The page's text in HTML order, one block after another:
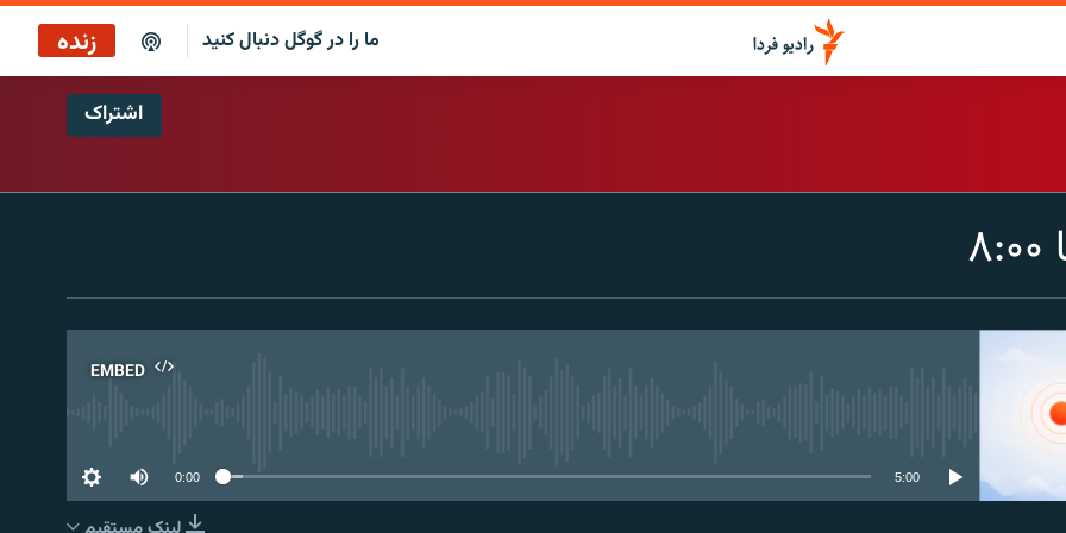
ما را در گوگل دنبال کنید زنده
پخش آنلاین
اشتراک
EMBED
0:00 5:00